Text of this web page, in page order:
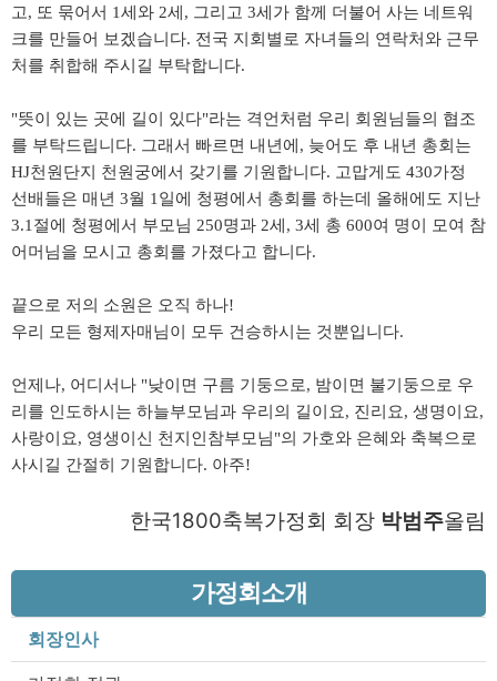
고, 또 묶어서 1세와 2세, 그리고 3세가 함께 더불어 사는 네트워
크를 만들어 보겠습니다. 전국 지회별로 자녀들의 연락처와 근무
처를 취합해 주시길 부탁합니다.
"뜻이 있는 곳에 길이 있다"라는 격언처럼 우리 회원님들의 협조
를 부탁드립니다. 그래서 빠르면 내년에, 늦어도 후 내년 총회는
HJ천원단지 천원궁에서 갖기를 기원합니다. 고맙게도 430가정
선배들은 매년 3월 1 일에 청평에서 총회를 하는데 올해에도 지난
3.1 절에 청평에서 부모님 250명과 2세, 3세 총 600여 명이 모여 참
어머님을 모시고 총회를 가졌다고 합니다.
끝으로 저의 소원은 오직 하나!
우리 모든 형제자매님이 모두 건승하시는 것뿐입니다.
언제나, 어디서나 "낮이면 구름 기둥으로, 밤이면 불기둥으로 우
리를 인도하시는 하늘부모님과 우리의 길이요, 진리요, 생명이요,
사랑이요, 영생이신 천지인참부모님"의 가호와 은혜와 축복으로
사시길 간절히 기원합니다. 아주!
한국1800축복가정회 회장 박범주올림
가정회소개
회장인사